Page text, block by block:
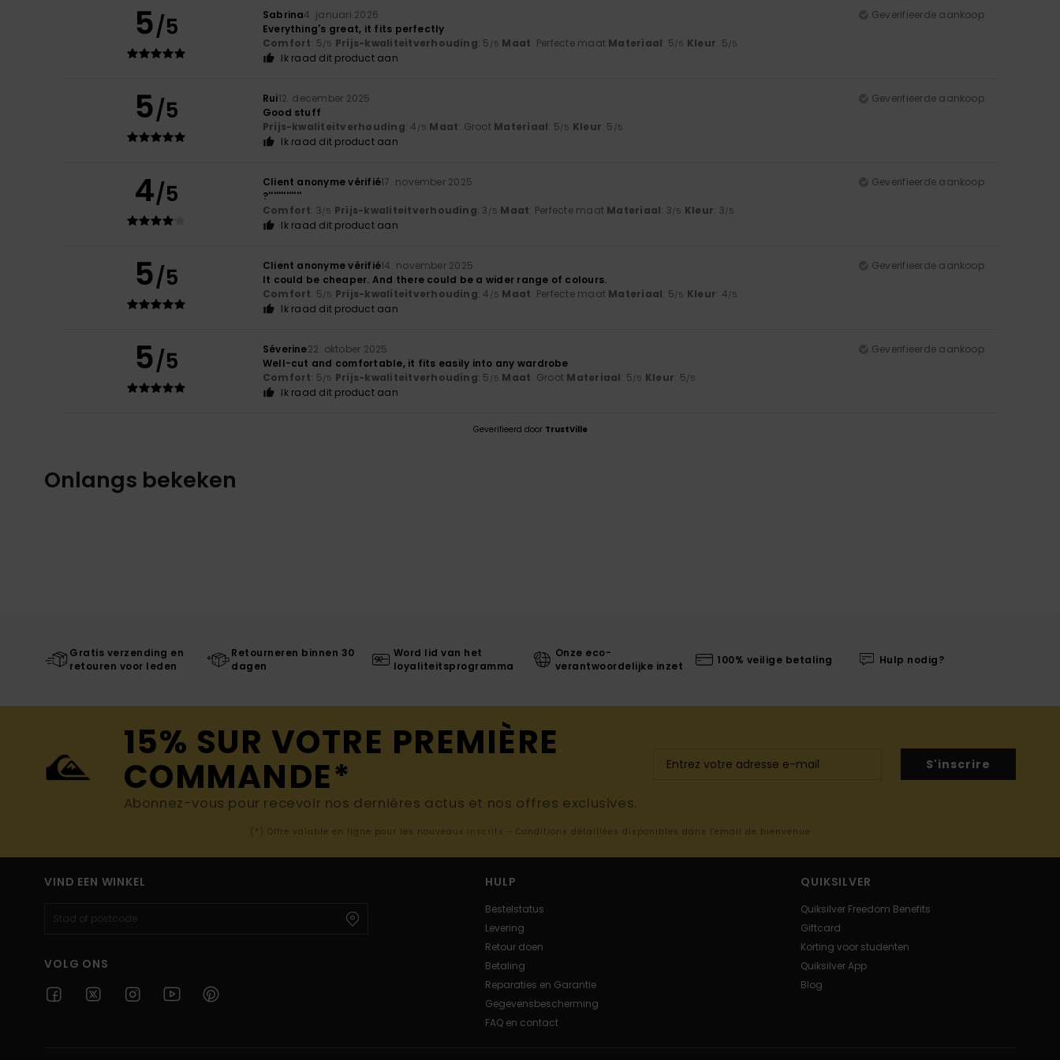
5/5 Sabrina4. januari 2026
Geverifieerde aankoop
Everything's great, it fits perfectly
Comfort: 5/5 Prijs-kwaliteitverhouding: 5 /5 Maat: Perfecte maat Materiaal: 5/5 Kleur: 5/5
Ik raad dit product aan
5/5 Rui12. december 2025
Geverifieerde aankoop
Good stuff
Prijs-kwaliteitverhouding: 4 /5 Maat: Groot Materiaal: 5/5 Kleur: 5 /5
Ik raad dit product aan
4/5 Client anonyme vérifié17. november 2025
Geverifieerde aankoop
?'''''''''''''
Comfort: 3/5 Prijs-kwaliteitverhouding: 3 /5 Maat: Perfecte maat Materiaal: 3/5 Kleur: 3/5
Ik raad dit product aan
5/5 Client anonyme vérifié14. november 2025
Geverifieerde aankoop
It could be cheaper. And there could be a wider range of colours.
Comfort: 5/5 Prijs-kwaliteitverhouding: 4 /5 Maat: Perfecte maat Materiaal: 5/5 Kleur: 4/5
Ik raad dit product aan
5/5 Séverine22. oktober 2025
Geverifieerde aankoop
Well-cut and comfortable, it fits easily into any wardrobe
Comfort: 5/5 Prijs-kwaliteitverhouding: 5 /5 Maat: Groot Materiaal: 5/5 Kleur: 5/5
Ik raad dit product aan
Geverifieerd door TrustVille
Onlangs bekeken
Gratis verzending en
retouren voor leden
Retourneren binnen 30
dagen
Word lid van het
loyaliteitsprogramma
Onze eco-
verantwoordelijke inzet
100% veilige betaling Hulp nodig?
15% SUR VOTRE PREMIÈRE
COMMANDE*
Abonnez-vous pour recevoir nos dernières actus et nos offres exclusives.
S'inscrire
(*) Offre valable en ligne pour les nouveaux inscrits - Conditions détaillées disponibles dans l'email de bienvenue
VIND EEN WINKEL
VOLG ONS
HULP
Bestelstatus
Levering
Retour doen
Betaling
Reparaties en Garantie
Gegevensbescherming
FAQ en contact
QUIKSILVER
Quiksilver Freedom Benefits
Giftcard
Korting voor studenten
Quiksilver App
Blog